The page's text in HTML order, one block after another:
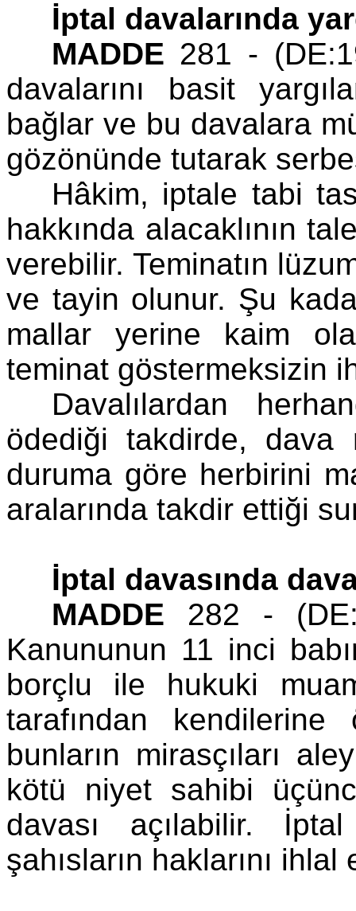
İptal davalarında
MADDE 281 -
davalarını basit
bağlar ve bu davalara
gözönünde tutarak
Hâkim, iptale tabi
hakkında alacaklının
verebilir. Teminatın
ve tayin olunur. Şu
mallar yerine kaim
teminat göstermeksizin
Davalılardan
ödediği takdirde, dava
duruma göre herbirini
aralarında takdir ettiği
İptal davasında
MADDE 282 -
Kanununun 11 inci
borçlu ile hukuki
tarafından
bunların mirasçıları
kötü niyet sahibi
davası açılabilir.
şahısların haklarını ihlal